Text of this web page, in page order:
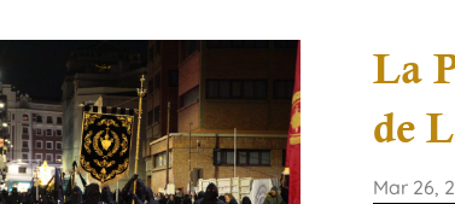
La
de
Mar 26,